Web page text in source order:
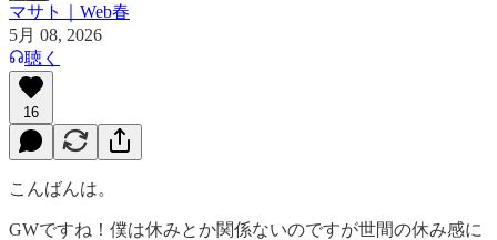
マサト｜Web春
5月 08, 2026
聴く
16
こんばんは。
GWですね！僕は休みとか関係ないのですが世間の休み感に